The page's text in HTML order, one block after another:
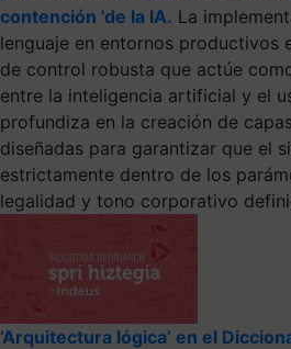
contención 'de la IA. La
lenguaje en entornos productivos
de control robusta que actúe
entre la inteligencia artificial y el
profundiza en la creación de
diseñadas para garantizar que el
estrictamente dentro de los
legalidad y tono corporativo
‘Arquitectura lógica’ en el